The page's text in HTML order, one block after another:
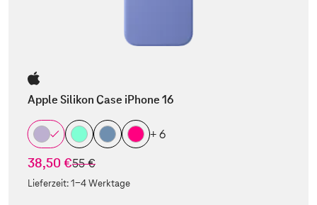
Apple Silikon Case iPhone 16
+ 6
38,50 €statt
55 €
Lieferzeit:1-4 Werktage